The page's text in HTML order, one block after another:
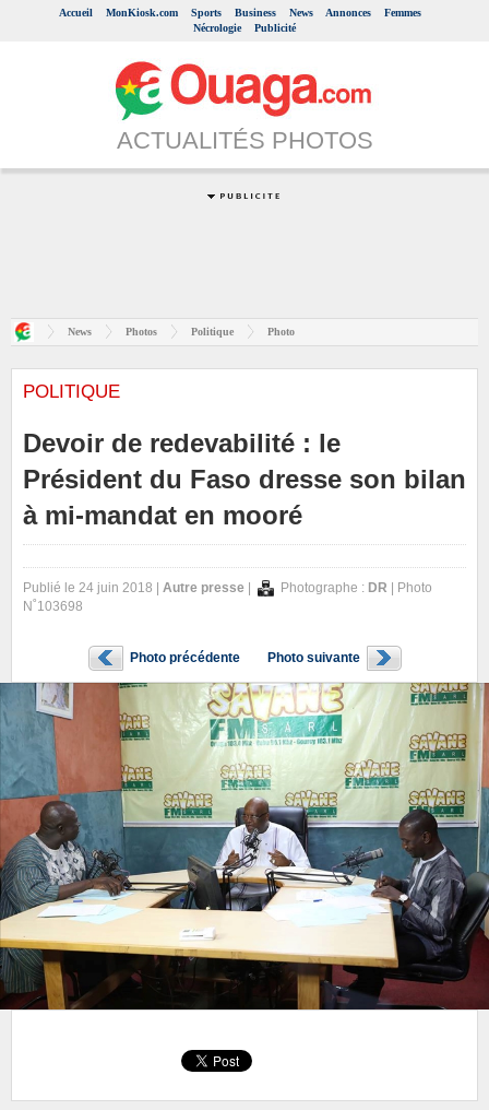
Accueil MonKiosk.com Sports Business News Annonces
Femmes
Nécrologie
Publicité
ACTUALITÉS PHOTOS
News Photos Politique Photo
POLITIQUE
Devoir de redevabilité : le
Président du Faso dresse son bilan
à mi-mandat en mooré
Publié le 24 juin 2018 | Autre presse Photographe : DR | Photo
N˚103698
Photo précédente Photo suivante